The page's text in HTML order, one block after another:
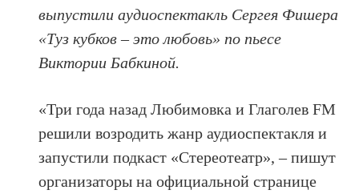
выпустили аудиоспектакль Сергея Фишера
«Туз кубков – это любовь» по пьесе
Виктории Бабкиной.
«Три года назад Любимовка и Глаголев FM
решили возродить жанр аудиоспектакля и
запустили подкаст «Стереотеатр», – пишут
организаторы на официальной странице